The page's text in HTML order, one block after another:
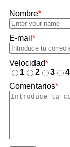
Nombre*
E-mail *
Velocidad*
1
2 3 4
Comentarios*